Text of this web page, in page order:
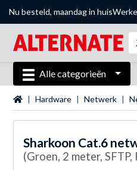
Nu besteld, maandag in huis
Alle categorieën
Startpagina
Hardware Netwerk
Sharkoon Cat.6
(Groen, 2 meter, SFTP,